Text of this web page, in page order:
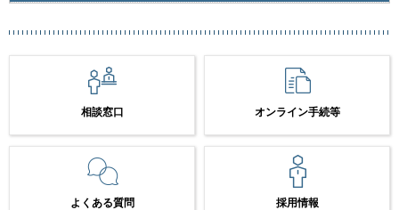
相談窓口 オンライン手続等
よくある質問 採用情報